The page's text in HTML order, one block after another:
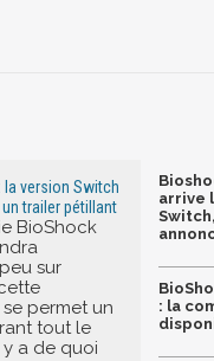
la version Switch
trailer pétillant
BioShock
sur
permet un
tout le
a de quoi
arrive
: la